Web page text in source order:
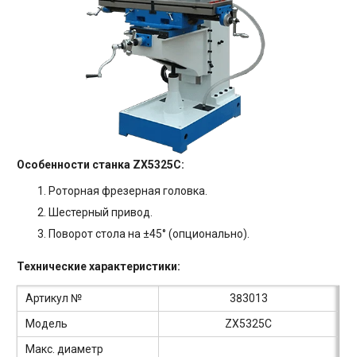
Особенности станка ZX5325C:
Роторная фрезерная головка.
Шестерный привод.
Поворот стола на ±45° (опционально).
Технические характеристики:
Артикул №
383013
Модель
ZX5325C
Макс. диаметр